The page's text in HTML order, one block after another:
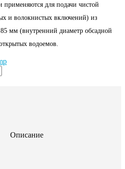
применяются для подачи чистой
и волокнистых включений) из
мм (внутренний диаметр обсадной
водоемов.
Описание